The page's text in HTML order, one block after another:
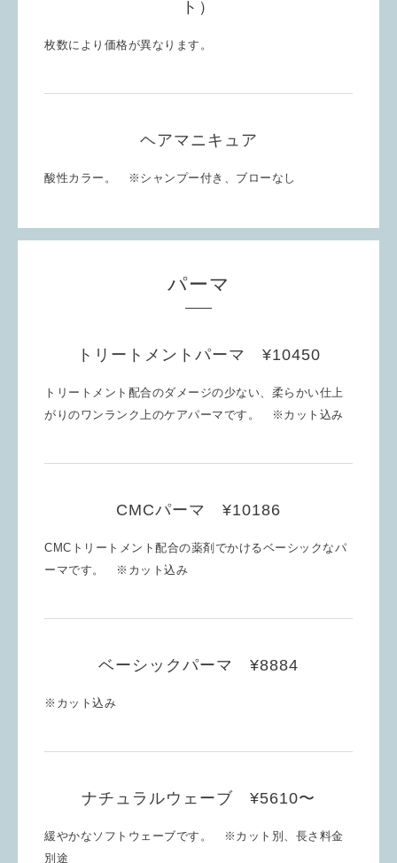
ト）
枚数により価格が異なります。
ヘアマニキュア
酸性カラー。 ※シャンプー付き、ブローなし
パーマ
トリートメントパーマ ¥10450
トリートメント配合のダメージの少ない、柔らかい仕上
がりのワンランク上のケアパーマです。 ※カット込み
CMCパーマ ¥10186
CMCトリートメント配合の薬剤でかけるベーシックなパ
ーマです。 ※カット込み
ベーシックパーマ ¥8884
※カット込み
ナチュラルウェーブ ¥5610〜
緩やかなソフトウェーブです。 ※カット別、長さ料金
別途